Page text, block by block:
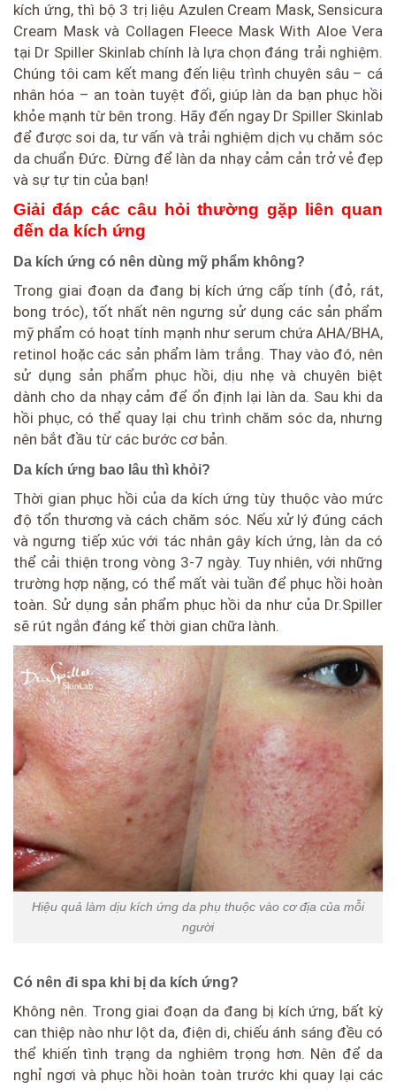
kích ứng, thì bộ 3 trị liệu Azulen Cream Mask, Sensicura
Cream Mask và Collagen Fleece Mask With Aloe Vera
tại Dr Spiller Skinlab chính là lựa chọn đáng trải nghiệm.
Chúng tôi cam kết mang đến liệu trình chuyên sâu – cá
nhân hóa – an toàn tuyệt đối, giúp làn da bạn phục hồi
khỏe mạnh từ bên trong. Hãy đến ngay Dr Spiller Skinlab
để được soi da, tư vấn và trải nghiệm dịch vụ chăm sóc
da chuẩn Đức. Đừng để làn da nhạy cảm cản trở vẻ đẹp
và sự tự tin của bạn!
Giải đáp các câu hỏi thường gặp liên quan
đến da kích ứng
Da kích ứng có nên dùng mỹ phẩm không?
Trong giai đoạn da đang bị kích ứng cấp tính (đỏ, rát,
bong tróc), tốt nhất nên ngưng sử dụng các sản phẩm
mỹ phẩm có hoạt tính mạnh như serum chứa AHA/BHA,
retinol hoặc các sản phẩm làm trắng. Thay vào đó, nên
sử dụng sản phẩm phục hồi, dịu nhẹ và chuyên biệt
dành cho da nhạy cảm để ổn định lại làn da. Sau khi da
hồi phục, có thể quay lại chu trình chăm sóc da, nhưng
nên bắt đầu từ các bước cơ bản.
Da kích ứng bao lâu thì khỏi?
Thời gian phục hồi của da kích ứng tùy thuộc vào mức
độ tổn thương và cách chăm sóc. Nếu xử lý đúng cách
và ngưng tiếp xúc với tác nhân gây kích ứng, làn da có
thể cải thiện trong vòng 3-7 ngày. Tuy nhiên, với những
trường hợp nặng, có thể mất vài tuần để phục hồi hoàn
toàn. Sử dụng sản phẩm phục hồi da như của Dr.Spiller
sẽ rút ngắn đáng kể thời gian chữa lành.
Hiệu quả làm dịu kích ứng da phụ thuộc vào cơ địa của mỗi
người
Có nên đi spa khi bị da kích ứng?
Không nên. Trong giai đoạn da đang bị kích ứng, bất kỳ
can thiệp nào như lột da, điện di, chiếu ánh sáng đều có
thể khiến tình trạng da nghiêm trọng hơn. Nên để da
nghỉ ngơi và phục hồi hoàn toàn trước khi quay lại các